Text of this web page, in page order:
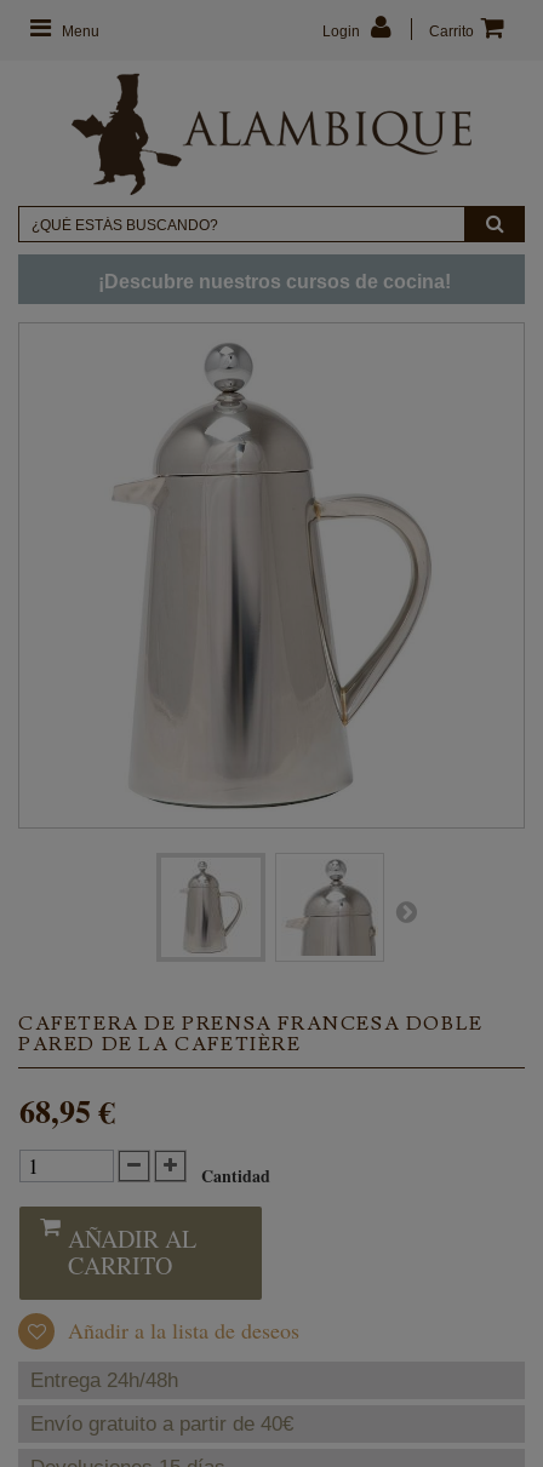
Menu Carrito
Login
¡Descubre nuestros cursos de cocina!
CAFETERA DE PRENSA FRANCESA DOBLE
PARED DE LA CAFETIÈRE
68,95 €
Cantidad
AÑADIR AL
CARRITO
Añadir a la lista de deseos
Entrega 24h/48h
Envío gratuito a partir de 40€